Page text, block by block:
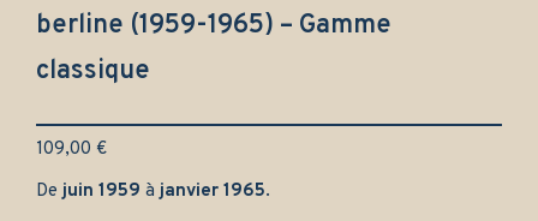
berline (1959-1965) – Gamme
classique
109,00 €
Dejuin 1959 àjanvier 1965.